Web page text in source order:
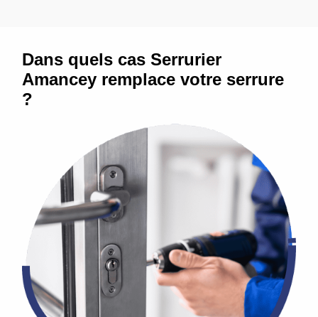
Dans quels cas Serrurier
Amancey remplace votre serrure
?